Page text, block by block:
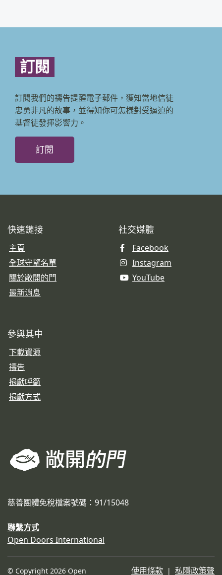
訂閱
訂閱我們的禱告提醒電子郵件，獲知當地信徒
忠勇非凡的故事，並得知你可怎樣對受逼迫的
基督徒發揮影響力。
訂閱
快速鏈接
主頁
全球守望名單
關於敞開的門
最新消息
社交媒體
Facebook
Instagram
YouTube
參與其中
下載資源
禱告
捐獻呼籲
捐獻方式
慈善團體免稅檔案號碼：91/15048
聯繫方式
Open Doors International
© Copyright 2026 Open 使用條款 | 私隱政策聲